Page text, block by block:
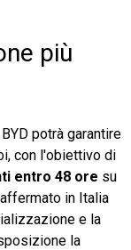
più
potrà garantire
con l'obiettivo di
entro 48 ore su
in Italia
e la
la